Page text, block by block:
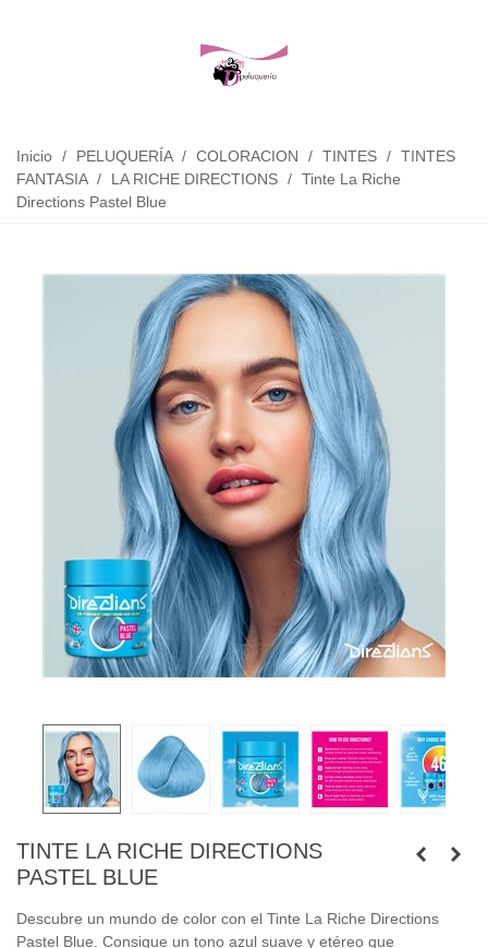
Inicio / PELUQUERÍA / COLORACION / TINTES / TINTES
FANTASIA / LA RICHE DIRECTIONS / Tinte La Riche
Directions Pastel Blue
TINTE LA RICHE DIRECTIONS
PASTEL BLUE
Descubre un mundo de color con el Tinte La Riche Directions
Pastel Blue. Consigue un tono azul suave y etéreo que